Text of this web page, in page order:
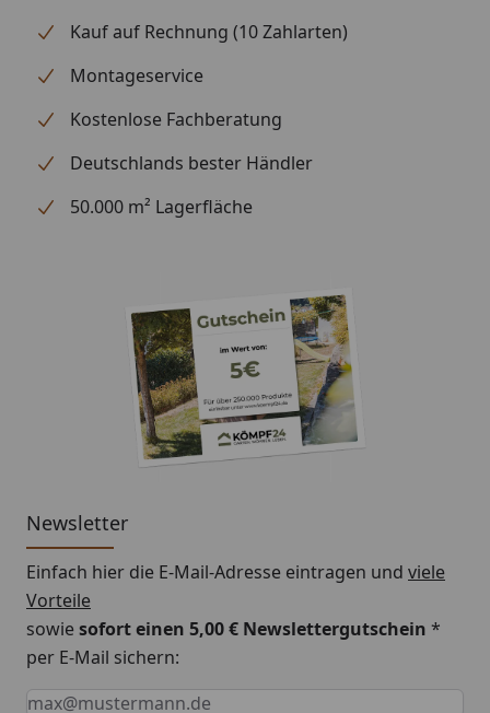
Kauf auf Rechnung (10 Zahlarten)
Montageservice
Kostenlose Fachberatung
Deutschlands bester Händler
50.000 m² Lagerfläche
Newsletter
Einfach hier die E-Mail-Adresse eintragen und viele
Vorteile
sowiesofort einen 5,00 € Newslettergutschein *
per E-Mail sichern:
Keine Eingabe erforderlich
Eingabe erforderlich
E-Mail *